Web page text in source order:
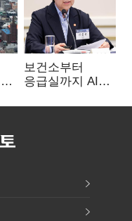
보건소부터
응급실까지 AI
혁신 본격화